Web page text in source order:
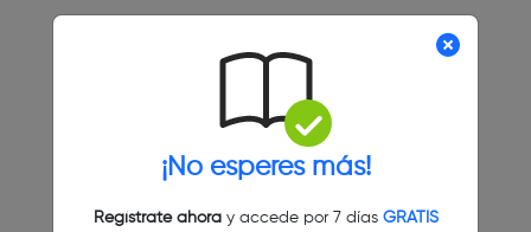
¡No esperes más!
Regístrate ahoray accede por 7 días GRATIS